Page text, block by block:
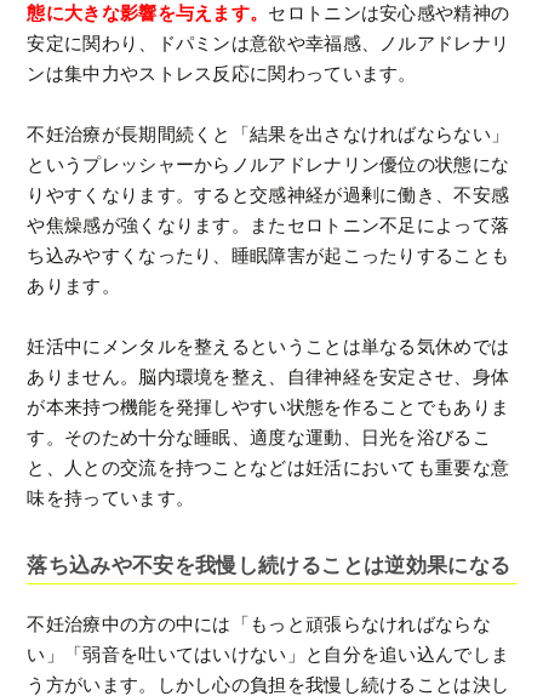
態に大きな影響を与えます。 セロトニンは安心感や精神の
安定に関わり、ドパミンは意欲や幸福感、ノルアドレナリ
ンは集中力やストレス反応に関わっています。
不妊治療が長期間続くと「結果を出さなければならない」
というプレッシャーからノルアドレナリン優位の状態にな
りやすくなります。すると交感神経が過剰に働き、不安感
や焦燥感が強くなります。またセロトニン不足によって落
ち込みやすくなったり、睡眠障害が起こったりすることも
あります。
妊活中にメンタルを整えるということは単なる気休めでは
ありません。脳内環境を整え、自律神経を安定させ、身体
が本来持つ機能を発揮しやすい状態を作ることでもありま
す。そのため十分な睡眠、適度な運動、日光を浴びるこ
と、人との交流を持つことなどは妊活においても重要な意
味を持っています。
落ち込みや不安を我慢し続けることは逆効果になる
不妊治療中の方の中には「もっと頑張らなければならな
い」「弱音を吐いてはいけない」と自分を追い込んでしま
う方がいます。しかし心の負担を我慢し続けることは決し